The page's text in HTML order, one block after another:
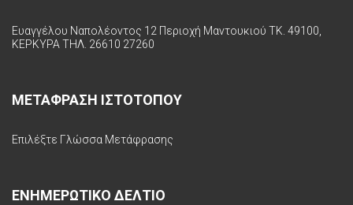
Ευαγγέλου Ναπολέοντος 12 Περιοχή Μαντουκιού ΤΚ. 49100,
ΚΕΡΚΥΡΑ ΤΗΛ. 26610 27260
ΜΕΤΑΦΡΑΣΗ ΙΣΤΟΤΟΠΟΥ
Επιλέξτε Γλώσσα Μετάφρασης
ΕΝΗΜΕΡΩΤΙΚΟ ΔΕΛΤΙΟ